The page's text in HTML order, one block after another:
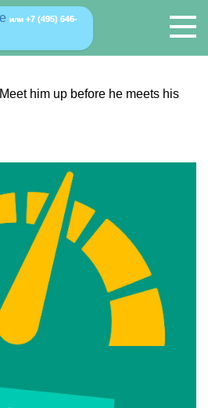
или +7 (495) 646-
Meet him up before he meets his